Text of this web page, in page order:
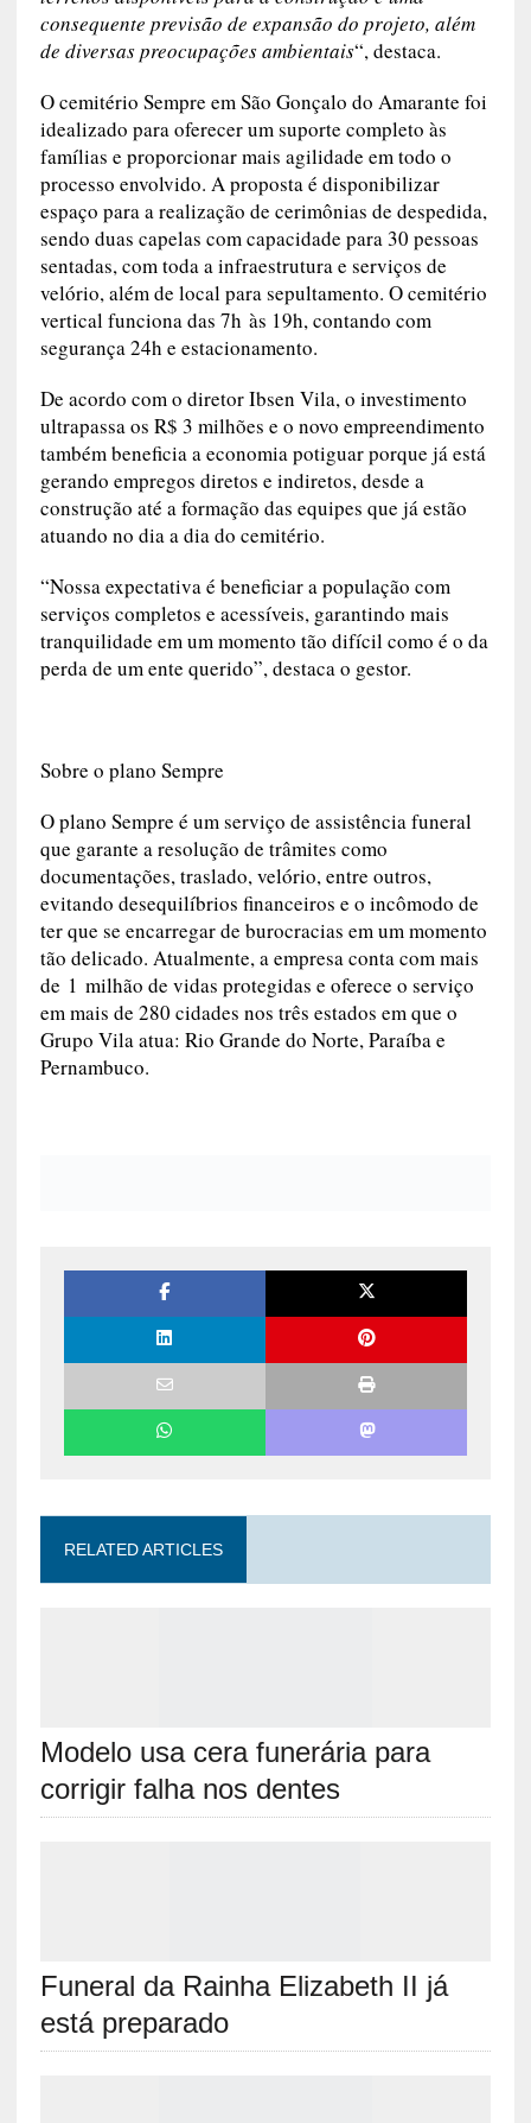
construção e uma consequente previsão de expansão
do projeto, além de diversas preocupações
O cemitério Sempre em São Gonçalo do
Amarante foi idealizado para oferecer um
suporte completo às famílias e proporcionar
mais agilidade em todo o processo envolvido. A
proposta é disponibilizar espaço para a
realização de cerimônias de despedida, sendo
duas capelas com capacidade para 30 pessoas
sentadas, com toda a infraestrutura e serviços de
velório, além de local para sepultamento. O
contando com segurança 24h e estacionamento.
De acordo com o diretor Ibsen Vila, o
investimento ultrapassa os R$ 3 milhões e o novo
empreendimento também beneficia a economia
potiguar porque já está gerando empregos
formação das equipes que já estão atuando no
dia a dia do cemitério.
“Nossa expectativa é beneficiar a população com
Sobre o plano Sempre
O plano Sempre é um serviço de assistência
funeral que garante a resolução de trâmites
como documentações, traslado, velório, entre
outros, evitando desequilíbrios financeiros e o
incômodo de ter que se encarregar de
burocracias em um momento tão delicado.
Atualmente, a empresa conta com mais